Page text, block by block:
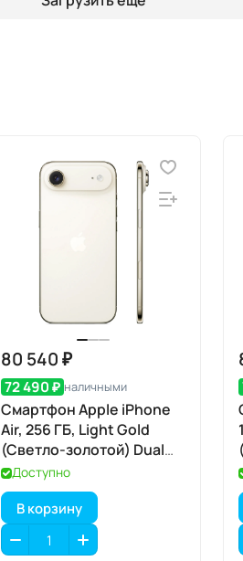
80 540 ₽
72 490 ₽ наличными
Смартфон Apple iPhone
Air, 256 ГБ, Light Gold
(Светло-золотой) Dual
eSIM
Доступно
В корзину